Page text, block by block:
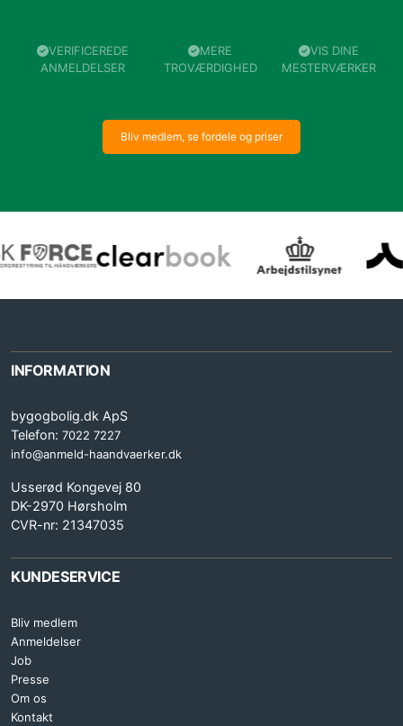
VERIFICEREDE
ANMELDELSER
MERE
TROVÆRDIGHED
VIS DINE
MESTERVÆRKER
Bliv medlem, se fordele og priser
INFORMATION
bygogbolig.dk ApS
Telefon: 7022 7227
info@anmeld-haandvaerker.dk
Usserød Kongevej 80
DK-2970 Hørsholm
CVR-nr: 21347035
KUNDESERVICE
Bliv medlem
Anmeldelser
Job
Presse
Om os
Kontakt